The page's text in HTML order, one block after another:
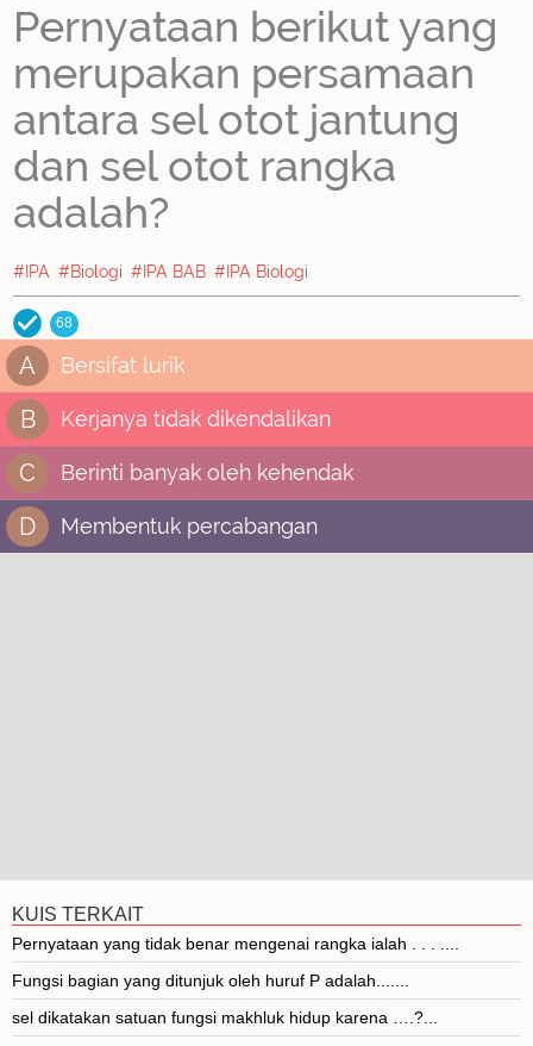
Pernyataan berikut yang
merupakan persamaan
antara sel otot jantung
dan sel otot rangka
adalah?
#IPA #Biologi #IPA BAB #IPA Biologi
68
A Bersifat lurik
B Kerjanya tidak dikendalikan
C Berinti banyak oleh kehendak
D Membentuk percabangan
KUIS TERKAIT
Pernyataan yang tidak benar mengenai rangka ialah . . . ....
Fungsi bagian yang ditunjuk oleh huruf P adalah.......
sel dikatakan satuan fungsi makhluk hidup karena ….?...